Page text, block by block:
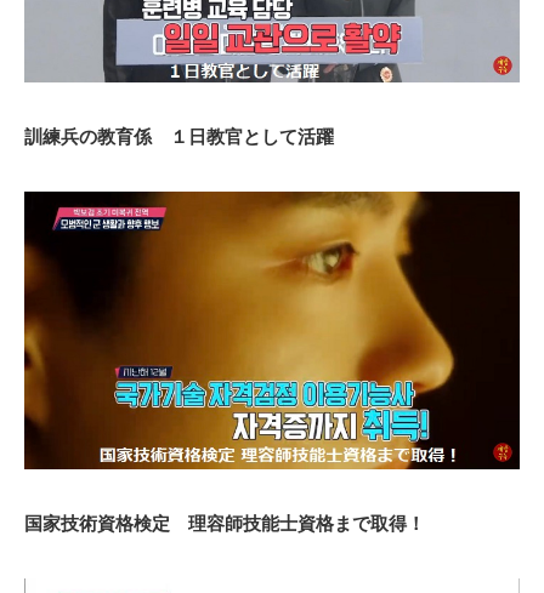
訓練兵の教育係 １日教官として活躍
国家技術資格検定 理容師技能士資格まで取得！